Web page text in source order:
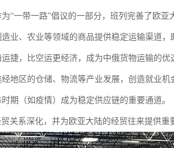
“一带一路”倡议的一部分，班列完善了欧亚
业、农业等领域的商品提供稳定运输渠道，
捷，比空运更经济，成为中俄货物运输的优
地区的仓储、物流等产业发展，创造就业机
期（如疫情）成为稳定供应链的重要通道。
关系深化，并为欧亚大陆的经贸往来提供重